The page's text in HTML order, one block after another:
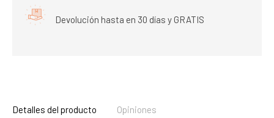
Devolución hasta en 30 días y GRATIS
Detalles del producto Opiniones